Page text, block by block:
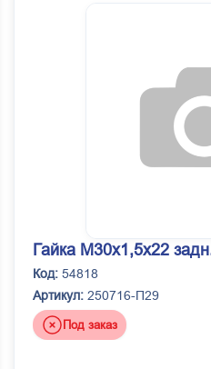
Гайка М30х1,5х22
Код: 54818
Артикул: 250716-П29
Под заказ